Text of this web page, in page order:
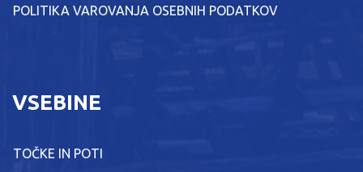
POLITIKA VAROVANJA OSEBNIH PODATKOV
VSEBINE
TOČKE IN POTI